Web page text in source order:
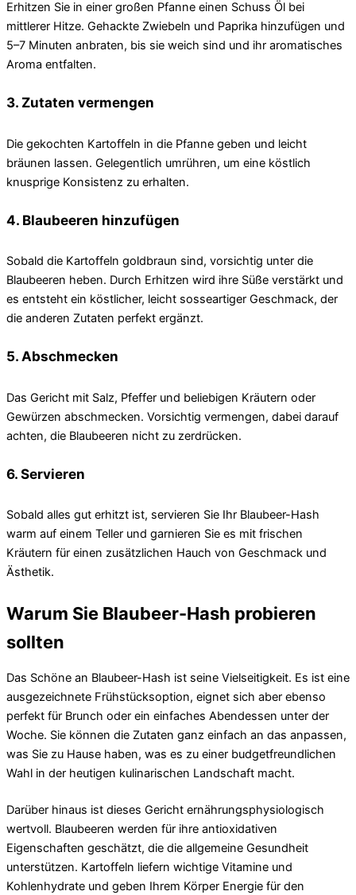
Erhitzen Sie in einer großen Pfanne einen Schuss Öl bei
mittlerer Hitze. Gehackte Zwiebeln und Paprika hinzufügen und
5–7 Minuten anbraten, bis sie weich sind und ihr aromatisches
Aroma entfalten.
3. Zutaten vermengen
Die gekochten Kartoffeln in die Pfanne geben und leicht
bräunen lassen. Gelegentlich umrühren, um eine köstlich
knusprige Konsistenz zu erhalten.
4. Blaubeeren hinzufügen
Sobald die Kartoffeln goldbraun sind, vorsichtig unter die
Blaubeeren heben. Durch Erhitzen wird ihre Süße verstärkt und
es entsteht ein köstlicher, leicht sosseartiger Geschmack, der
die anderen Zutaten perfekt ergänzt.
5. Abschmecken
Das Gericht mit Salz, Pfeffer und beliebigen Kräutern oder
Gewürzen abschmecken. Vorsichtig vermengen, dabei darauf
achten, die Blaubeeren nicht zu zerdrücken.
6. Servieren
Sobald alles gut erhitzt ist, servieren Sie Ihr Blaubeer-Hash
warm auf einem Teller und garnieren Sie es mit frischen
Kräutern für einen zusätzlichen Hauch von Geschmack und
Ästhetik.
Warum Sie Blaubeer-Hash probieren
sollten
Das Schöne an Blaubeer-Hash ist seine Vielseitigkeit. Es ist eine
ausgezeichnete Frühstücksoption, eignet sich aber ebenso
perfekt für Brunch oder ein einfaches Abendessen unter der
Woche. Sie können die Zutaten ganz einfach an das anpassen,
was Sie zu Hause haben, was es zu einer budgetfreundlichen
Wahl in der heutigen kulinarischen Landschaft macht.
Darüber hinaus ist dieses Gericht ernährungsphysiologisch
wertvoll. Blaubeeren werden für ihre antioxidativen
Eigenschaften geschätzt, die die allgemeine Gesundheit
unterstützen. Kartoffeln liefern wichtige Vitamine und
Kohlenhydrate und geben Ihrem Körper Energie für den